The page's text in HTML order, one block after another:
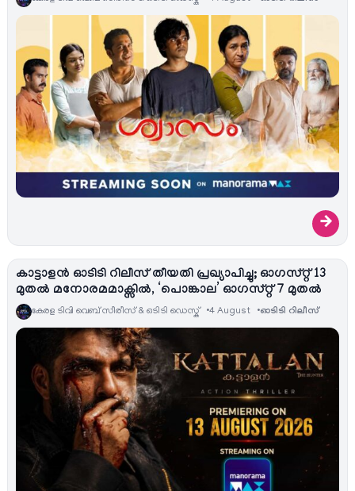
→
കാട്ടാളൻ ഓടിടി റിലീസ് തീയതി പ്രഖ്യാപിച്ചു; ഓഗസ്റ്റ് 13
മുതൽ മനോരമമാക്സിൽ, ‘പൊങ്കാല’ ഓഗസ്റ്റ് 7 മുതൽ
കേരള ടിവി വെബ് സീരീസ് & ഒടിടി ഡെസ്ക് 4 August ഓടിടി റിലീസ്